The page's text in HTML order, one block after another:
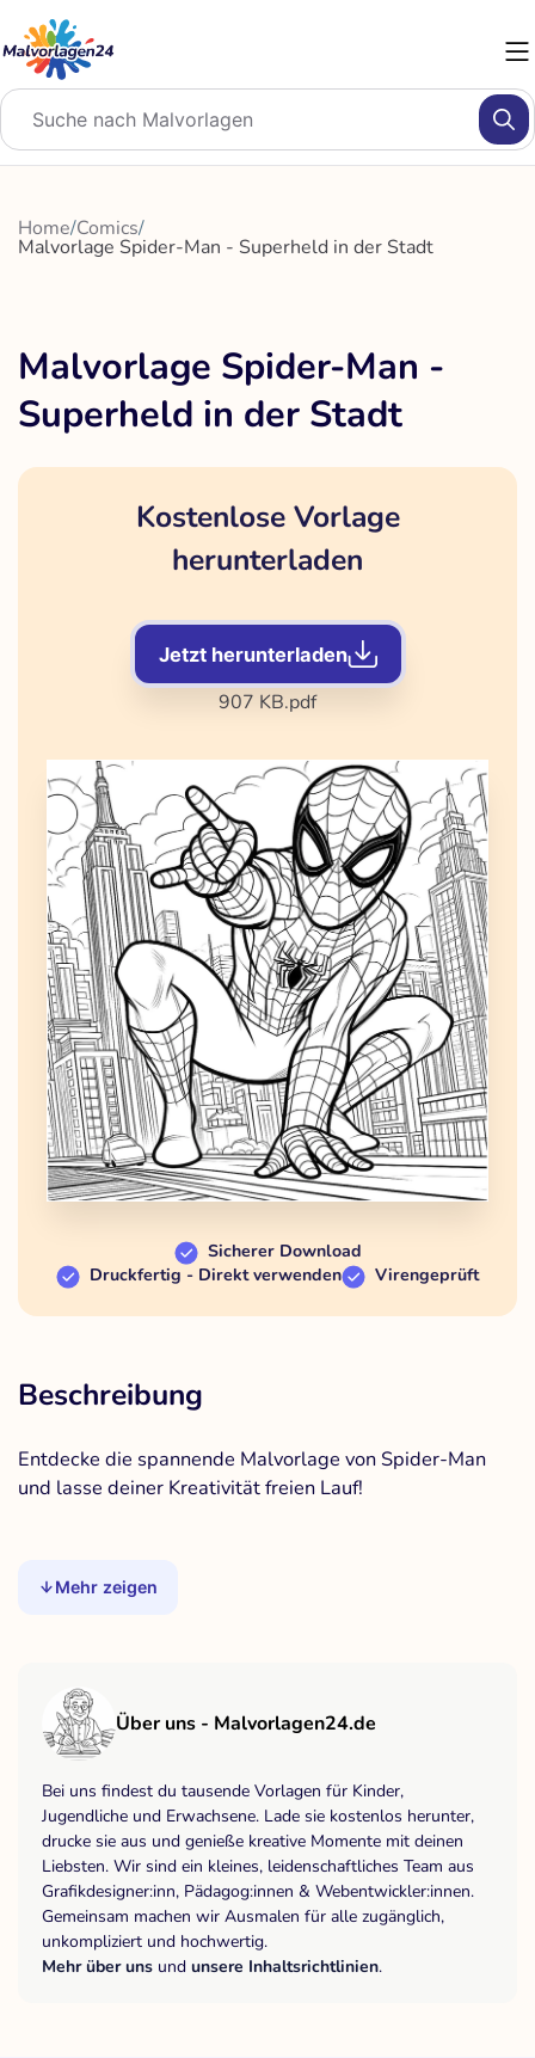
Inhalt
springen
Home/Comics/
Malvorlage Spider-Man - Superheld in der Stadt
Malvorlage Spider-Man -
Superheld in der Stadt
Kostenlose Vorlage
herunterladen
Jetzt herunterladen
907 KB.pdf
Sicherer Download
Druckfertig - Direkt verwenden
Virengeprüft
Beschreibung
Entdecke die spannende Malvorlage von Spider-Man
und lasse deiner Kreativität freien Lauf!
Mehr zeigen
Über uns - Malvorlagen24.de
Bei uns findest du tausende Vorlagen für Kinder,
Jugendliche und Erwachsene. Lade sie kostenlos herunter,
drucke sie aus und genieße kreative Momente mit deinen
Liebsten. Wir sind ein kleines, leidenschaftliches Team aus
Grafikdesigner:inn, Pädagog:innen & Webentwickler:innen.
Gemeinsam machen wir Ausmalen für alle zugänglich,
unkompliziert und hochwertig.
Mehr über uns und unsere Inhaltsrichtlinien.